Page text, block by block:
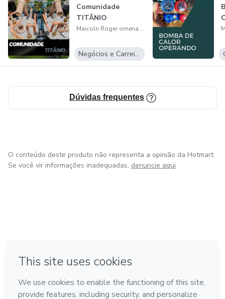
Comunidade
TITÂNIO
Maicoln Roger omena Matos Silva
Negócios e Carreira
Dúvidas frequentes
O conteúdo deste produto não representa a opinião da Hotmart.
Se você vir informações inadequadas, denuncie aqui
Feito com ❤ em Bogotá